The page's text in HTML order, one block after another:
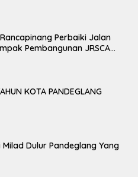
Perbaiki Jalan
Pembangunan JRSCA
KOTA PANDEGLANG
Dulur Pandeglang Yang